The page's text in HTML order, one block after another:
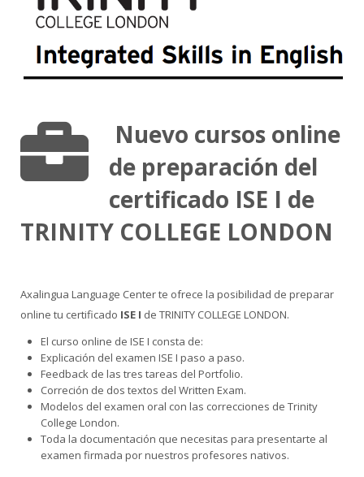
Nuevo cursos online
de preparación del
certificado ISE I de
TRINITY COLLEGE LONDON
Axalingua Language Center te ofrece la posibilidad de preparar
online tu certificado ISE I de TRINITY COLLEGE LONDON.
El curso online de ISE I consta de:
Explicación del examen ISE I paso a paso.
Feedback de las tres tareas del Portfolio.
Correción de dos textos del Written Exam.
Modelos del examen oral con las correcciones de Trinity
College London.
Toda la documentación que necesitas para presentarte al
examen firmada por nuestros profesores nativos.